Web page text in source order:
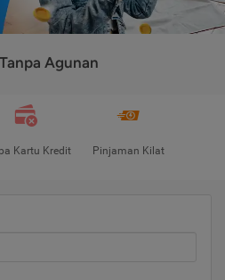
Agunan
Kartu Kredit Pinjaman Kilat